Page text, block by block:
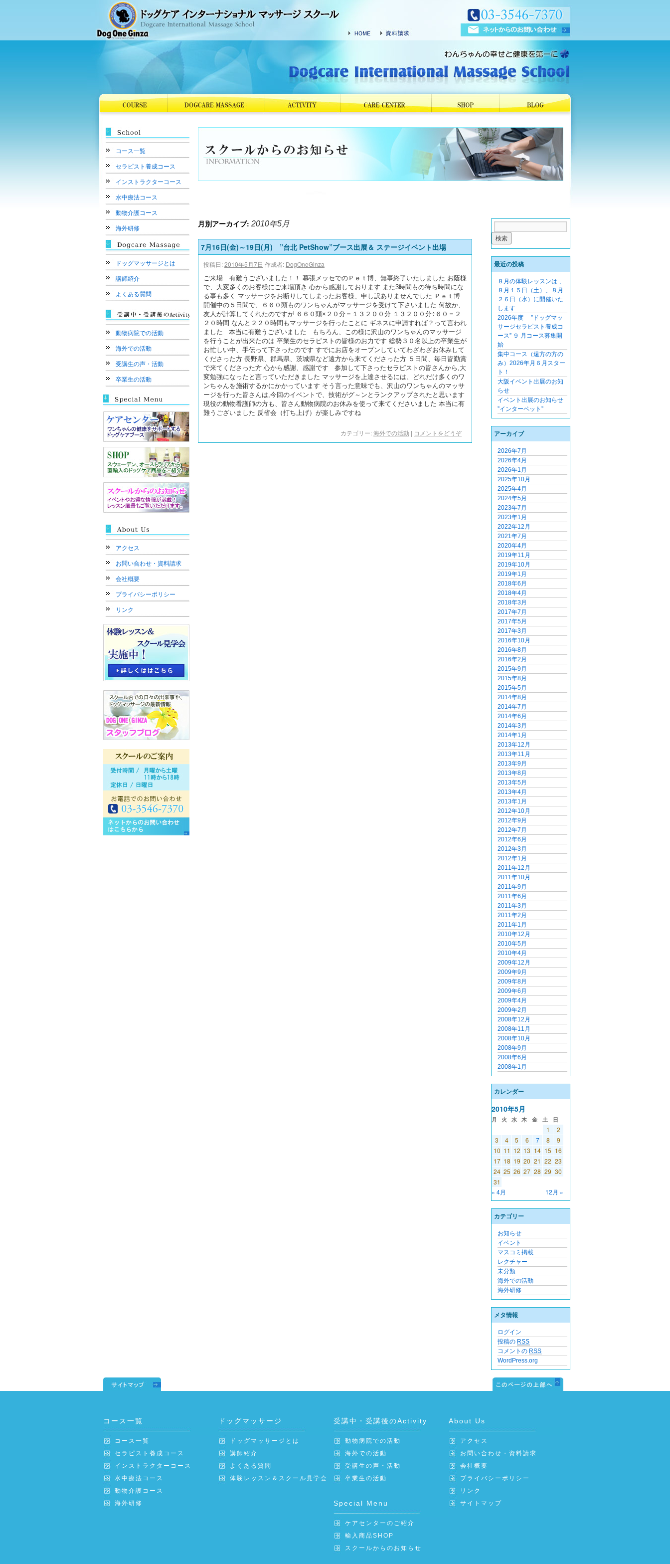
コース一覧
セラピスト養成コース
インストラクターコース
水中療法コース
動物介護コース
海外研修
ドッグマッサージとは
講師紹介
よくある質問
動物病院での活動
海外での活動
受講生の声・活動
卒業生の活動
アクセス
お問い合わせ・資料請求
会社概要
プライバシーポリシー
リンク
月別アーカイブ: 2010年5月
7月16日(金)～19日(月) ”台北 PetShow”ブース出展＆ ステージイベント出場
投稿日:2010年5月7日 作成者: DogOneGinza
ご来場 有難うございました！！ 幕張メッセでのＰｅｔ博、無事終了いたしました お蔭様
で、大変多くのお客様にご来場頂き 心から感謝しております また3時間もの待ち時間にな
る事も多く マッサージをお断りしてしまったお客様、申し訳ありませんでした Ｐｅｔ博
開催中の５日間で、６６０頭ものワンちゃんがマッサージを受けて下さいました 何故か、
友人が計算してくれたのですが ６６０頭×２０分＝１３２００分 １３２００分÷６０＝２
２０時間 なんと２２０時間もマッサージを行ったことに ギネスに申請すれば？って言われ
ました 本当に有難うございました もちろん、この様に沢山のワンちゃんのマッサージ
を行うことが出来たのは 卒業生のセラピストの皆様のお力です 総勢３０名以上の卒業生が
お忙しい中、手伝って下さったのです すでにお店をオープンしていてわざわざお休みして
くださった方 長野県、群馬県、茨城県など遠方から来てくださった方 ５日間、毎日皆勤賞
で来てくださった方 心から感謝、感謝です 参加して下さったセラピストの皆さんから,大
変勉強になったと言っていただきました マッサージを上達させるには、どれだけ多くのワ
ンちゃんを施術するかにかかっています そう言った意味でも、沢山のワンちゃんのマッサ
ージを行った皆さんは,今回のイベントで、技術がグ～ンとランクアップされたと思います
現役の動物看護師の方も、皆さん動物病院のお休みを使って来てくださいました 本当に有
難うございました 反省会（打ち上げ）が楽しみですね
カテゴリー:海外での活動 | コメントをどうぞ
最近の投稿
８月の体験レッスンは 、
８月１５日（土）、８月
２６日（水）に開催いた
します
2026年度 ”ドッグマッ
サージセラピスト養成コ
ース” ９ 月コース募集開
始
集中コース（遠方の方の
み）2026年月６月スター
ト！
大阪イベント出展のお知
らせ
イベント出展のお知らせ
”インターペット”
アーカイブ
2026年7月
2026年4月
2026年1月
2025年10月
2025年4月
2024年5月
2023年7月
2023年1月
2022年12月
2021年7月
2020年4月
2019年11月
2019年10月
2019年1月
2018年6月
2018年4月
2018年3月
2017年7月
2017年5月
2017年3月
2016年10月
2016年8月
2016年2月
2015年9月
2015年8月
2015年5月
2014年8月
2014年7月
2014年6月
2014年3月
2014年1月
2013年12月
2013年11月
2013年9月
2013年8月
2013年5月
2013年4月
2013年1月
2012年10月
2012年9月
2012年7月
2012年6月
2012年3月
2012年1月
2011年12月
2011年10月
2011年9月
2011年6月
2011年3月
2011年2月
2011年1月
2010年12月
2010年5月
2010年4月
2009年12月
2009年9月
2009年8月
2009年6月
2009年4月
2009年2月
2008年12月
2008年11月
2008年10月
2008年9月
2008年6月
2008年1月
カレンダー
2010年5月
月 火 水 木 金 土 日
« 4月 12月 »
1
2
3
4 5 6 7 8
9
10 11 12 13 14 15 16
17 18 19 20 21 22 23
24 25 26 27 28 29 30
31
カテゴリー
お知らせ
イベント
マスコミ掲載
レクチャー
未分類
海外での活動
海外研修
メタ情報
ログイン
投稿の RSS
コメントの RSS
WordPress.org
コース一覧 ドッグマッサージ 受講中・受講後のActivity About Us
コース一覧 ドッグマッサージとは 動物病院での活動
アクセス
セラピスト養成コース
講師紹介 海外での活動
お問い合わせ・資料請求
インストラクターコース
よくある質問 受講生の声・活動
会社概要
水中療法コース
体験レッスン＆スクール見学会 卒業生の活動
プライバシーポリシー
動物介護コース
リンク
海外研修
Special Menu サイトマップ
ケアセンターのご紹介
輸入商品SHOP
スクールからのお知らせ